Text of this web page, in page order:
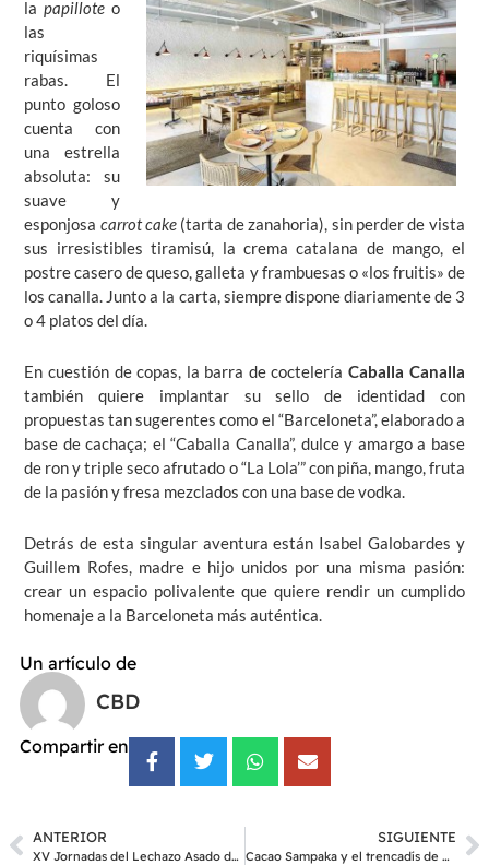
la papillote o
las
riquísimas
rabas. El
punto goloso
cuenta con
una estrella
absoluta: su
suave y
esponjosa carrot cake (tarta de zanahoria), sin perder de vista
sus irresistibles tiramisú, la crema catalana de mango, el
postre casero de queso, galleta y frambuesas o «los fruitis» de
los canalla. Junto a la carta, siempre dispone diariamente de 3
o 4 platos del día.
En cuestión de copas, la barra de cocteleríaCaballa Canalla
también quiere implantar su sello de identidad con
propuestas tan sugerentes como el “Barceloneta”, elaborado a
base de cachaça; el “Caballa Canalla”, dulce y amargo a base
de ron y triple seco afrutado o “La Lola’” con piña, mango, fruta
de la pasión y fresa mezclados con una base de vodka.
Detrás de esta singular aventura están Isabel Galobardes y
Guillem Rofes, madre e hijo unidos por una misma pasión:
crear un espacio polivalente que quiere rendir un cumplido
homenaje a la Barceloneta más auténtica.
Un artículo de
CBD
Compartir en
ANTERIOR
XV Jornadas del Lechazo Asado de Aranda de Duero
SIGUIENTE
Cacao Sampaka y el trencadís de Gaudí